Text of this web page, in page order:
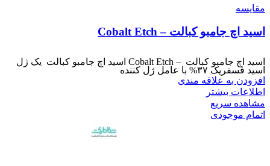
مقایسه
اسید اچ جامبو کبالت – Cobalt Etch
اسید اچ جامبو کبالت – Cobalt Etch اسید اچ جامبو کبالت یک ژل
اسید فسفریک ۳۷% با عامل ژل کننده
افزودن به علاقه مندی
اطلاعات بیشتر
مشاهده سریع
اتمام موجودی